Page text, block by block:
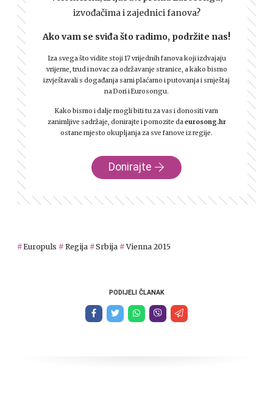
izvođačima i zajednici fanova?
Ako vam se sviđa što radimo, podržite nas!
Iza svega što vidite stoji 17 vrijednih fanova koji izdvajaju
vrijeme, trud i novac za održavanje stranice, a kako bismo
izvještavali s događanja sami plaćamo i putovanja i smještaj
na Dori i Eurosongu.
Kako bismo i dalje mogli biti tu za vas i donositi vam
zanimljive sadržaje, donirajte i pomozite da eurosong.hr
ostane mjesto okupljanja za sve fanove iz regije.
Donirajte
Europuls Regija Srbija Vienna 2015
PODIJELI ČLANAK